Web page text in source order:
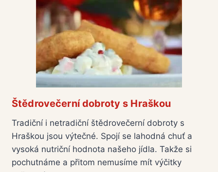
Štědrovečerní dobroty s Hraškou
Tradiční i netradiční štědrovečerní dobroty s
Hraškou jsou výtečné. Spojí se lahodná chuť a
vysoká nutriční hodnota našeho jídla. Takže si
pochutnáme a přitom nemusíme mít výčitky